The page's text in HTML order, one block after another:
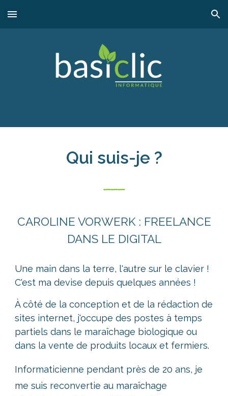
Skip to main content Skip to navigation
Qui suis-je ?
---
CAROLINE VORWERK : FREELANCE
DANS LE DIGITAL
Une main dans la terre, l'autre sur le clavier !
C'est ma devise depuis quelques années !
À côté de la conception et de la rédaction de
sites internet, j'occupe des postes à temps
partiels dans le maraîchage biologique ou
dans la vente de produits locaux et fermiers.
Informaticienne pendant près de 20 ans, je
me suis reconvertie au maraîchage